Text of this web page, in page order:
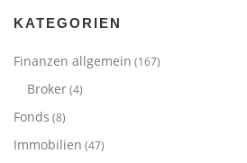
KATEGORIEN
Finanzen allgemein (167)
Broker(4)
Fonds (8)
Immobilien (47)